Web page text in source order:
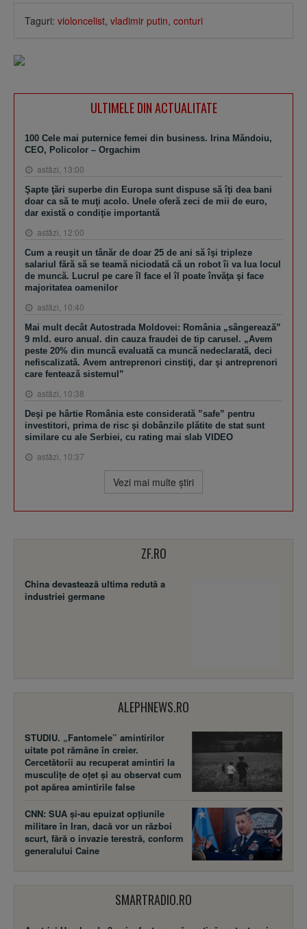
Taguri: violoncelist, vladimir putin, conturi
ULTIMELE DIN ACTUALITATE
100 Cele mai puternice femei din business. Irina Măndoiu,
CEO, Policolor – Orgachim
astăzi, 13:00
Şapte ţări superbe din Europa sunt dispuse să îţi dea bani
doar ca să te muţi acolo. Unele oferă zeci de mii de euro,
dar există o condiţie importantă
astăzi, 12:00
Cum a reuşit un tânăr de doar 25 de ani să îşi tripleze
salariul fără să se teamă niciodată că un robot îi va lua locul
de muncă. Lucrul pe care îl face el îl poate învăţa şi face
majoritatea oamenilor
astăzi, 10:40
Mai mult decât Autostrada Moldovei: România „sângerează”
9 mld. euro anual. din cauza fraudei de tip carusel. „Avem
peste 20% din muncă evaluată ca muncă nedeclarată, deci
nefiscalizată. Avem antreprenori cinstiţi, dar şi antreprenori
care fentează sistemul”
astăzi, 10:38
Deşi pe hârtie România este considerată ”safe” pentru
investitori, prima de risc şi dobânzile plătite de stat sunt
similare cu ale Serbiei, cu rating mai slab VIDEO
astăzi, 10:37
Vezi mai multe ştiri
ZF.RO
China devastează ultima redută a
industriei germane
ALEPHNEWS.RO
STUDIU. „Fantomele” amintirilor
uitate pot rămâne în creier.
Cercetătorii au recuperat amintiri la
musculițe de oțet și au observat cum
pot apărea amintirile false
CNN: SUA şi-au epuizat opțiunile
militare în Iran, dacă vor un război
scurt, fără o invazie terestră, conform
generalului Caine
SMARTRADIO.RO